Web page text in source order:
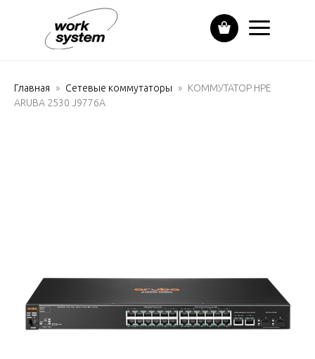
Главная Сетевые коммутаторы
КОММУТАТОР HPE
ARUBA 2530 J9776A